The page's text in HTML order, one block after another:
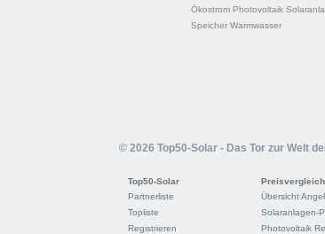
Ökostrom Photovoltaik
Speicher Warmwasser
© 2026 Top50-Solar - Das Tor zur Welt
Top50-Solar
Partnerliste
Topliste
Registrieren
Preisvergleich
Übersicht
Solaranlagen-
Photovoltaik